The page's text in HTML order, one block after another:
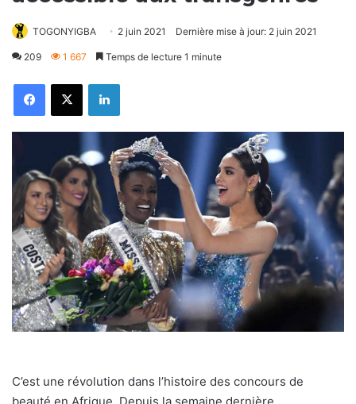
TOGONYIGBA 2 juin 2021 Dernière mise à jour: 2 juin 2021
209 1 667 Temps de lecture 1 minute
FacebookX Linkedin
C’est une révolution dans l’histoire des concours de